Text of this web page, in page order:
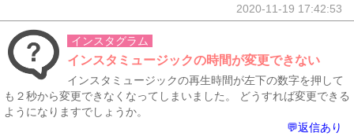
2020-11-19 17:42:53
インスタグラム
インスタミュージックの時間が変更できない
インスタミュージックの再生時間が左下の数字を押して
も２秒から変更できなくなってしまいました。 どうすれば変更できる
ようになりますでしょうか。
💬返信あり